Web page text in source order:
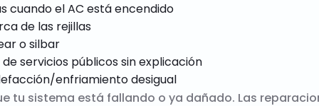
cuando el AC está encendido
de las rejillas
o silbar
servicios públicos sin explicación
enfriamiento desigual
tu sistema está fallando o ya dañado. Las